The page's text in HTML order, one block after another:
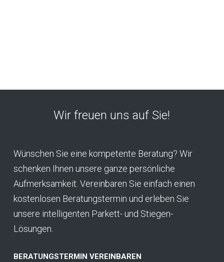
Wir freuen uns auf Sie!
Wünschen Sie eine kompetente Beratung? Wir
schenken Ihnen unsere ganze persönliche
Aufmerksamkeit. Vereinbaren Sie einfach einen
kostenlosen Beratungstermin und erleben Sie
unsere intelligenten Parkett- und Stiegen-
Lösungen.
BERATUNGSTERMIN VEREINBAREN